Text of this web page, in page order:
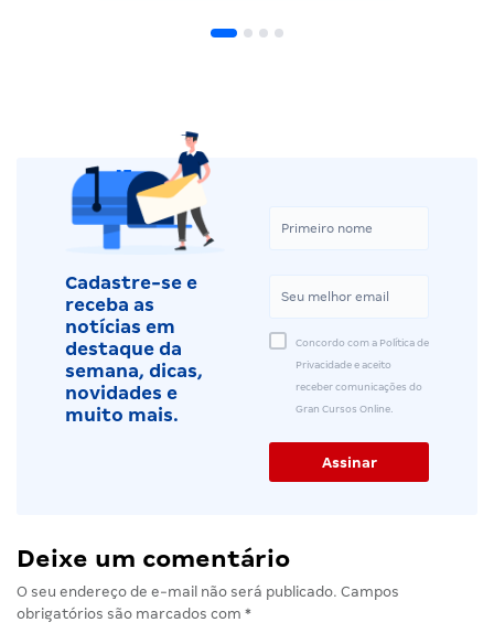
Cadastre-se e
receba as
notícias em
destaque da
semana, dicas,
novidades e
muito mais.
Concordo com a Política de
Privacidade e aceito
receber comunicações do
Gran Cursos Online.
Deixe um comentário
O seu endereço de e-mail não será publicado. Campos
obrigatórios são marcados com *